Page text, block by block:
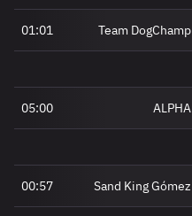
01:01 Team DogChamp
05:00 ALPHA
00:57 Sand King Gómez